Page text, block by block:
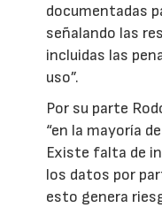
documentadas
señalando las
incluidas las
uso”.
Por su parte
“en la mayoría
Existe falta de
los datos por
esto genera